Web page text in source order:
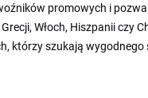
promowych i
Włoch, Hiszpanii czy
którzy szukają